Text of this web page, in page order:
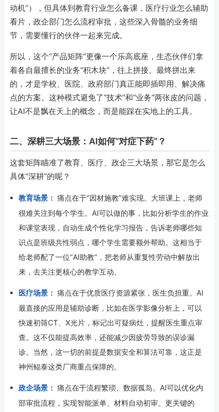
动机”），但具体到教育行业怎么备课，医疗行业怎么辅助
看片，政企部门怎么流程审批，这些深入骨髓的业务细
节，需要懂行的伙伴一起来完成。
所以，这个“产品矩阵”更像一个乐高底座，生态伙伴们拿
着各自最擅长的业务“积木块”，往上拼接。最终拼出来
的，才是学校、医院、政府部门真正能即插即用、解决痛
点的方案。这种模式避免了“技术”和“业务”两张皮的问题，
让AI不是飘在天上的概念，而是能踩在实地上的工具。
二、深耕三大场景：AI如何“对症下药”？
这套矩阵瞄准了教育、医疗、政企三大场景，那它是怎么
具体“深耕”的呢？
教育场景： 痛点在于“因材施教”难实现。大班课上，老师
很难关注到每个学生。AI可以做的事，比如分析学生的作业
和课堂表现，自动生成个性化学习报告，告诉老师哪些知
识点是班级共性弱点，哪个学生需要额外帮助。这相当于
给老师配了一位“AI助教”，把老师从重复性劳动中解放出
来，去关注更核心的教学互动。
医疗场景： 痛点在于优质医疗资源紧张，医生负担重。AI
最直接的应用是辅助诊断，比如在医学影像分析上，可以
快速初筛CT、X光片，标记出可疑病灶，提醒医生重点审
查。这不仅能提高效率，还能减少因疲劳导致的误诊漏
诊。当然，这一切的前提是数据安全和算法可靠，这正是
神州鲲泰这类厂商重点保障的。
政企场景： 痛点在于流程繁琐、数据孤岛。AI可以优化内
部审批流程，实现智能派单、材料自动初审。更关键的